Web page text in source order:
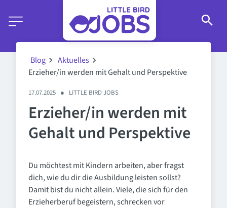
Blog
Aktuelles
Erzieher/in werden mit Gehalt und Perspektive
17.07.2025 ● LITTLE BIRD JOBS
Erzieher/in werden mit
Gehalt und Perspektive
Du möchtest mit Kindern arbeiten, aber fragst
dich, wie du dir die Ausbildung leisten sollst?
Damit bist du nicht allein. Viele, die sich für den
Erzieherberuf begeistern, schrecken vor